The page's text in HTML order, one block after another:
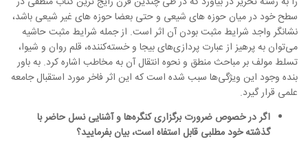
سطح خود در میان حوزه های شیعی و حتی بعضا حوزه های غیر شیعی باشد،
نشانگر واجد شرایط مثبت بودن آن اثر است. از جمله شرایط مثبت حاشیه
می‌توان به پرهیز از عبارت ‌پردازی‌های بیجا و خسته‌کننده، قلم روان و شیوا،
تسلط مولف بر مباحث منطق و نحوه انتقال آن به مخاطب اشاره کرد. به باور
بنده وجود این ویژگی‌ها سبب شده است که این اثر فاخر مورد استقبال جامعه
علمی قرار گیرد.
اگر در خصوص ضرورت برگزاری کنگره‌ها و آشنایی نسل حاضر با
گذشته خود مطلبی قابل استفاه است، بیان بفرمایید؟